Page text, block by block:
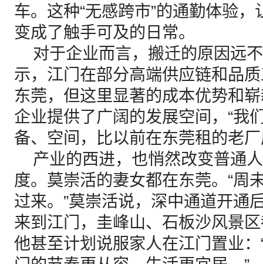
车。这种“无感跨市”的通勤体验，
变成了触手可及的日常。
对于企业而言，搬迁的原因远
示，江门在部分高端供应链和品
东莞，但这里显著的成本优势和
企业提供了广阔的发展空间，“我
备、空间，比以前在东莞租的老
产业的西进，也悄然改变普通
度。莫崇活的妻女都在东莞。“周
过来。”莫崇活说，深中通道开通
来到江门，圭峰山、石板沙风景
他甚至计划说服家人在江门置业